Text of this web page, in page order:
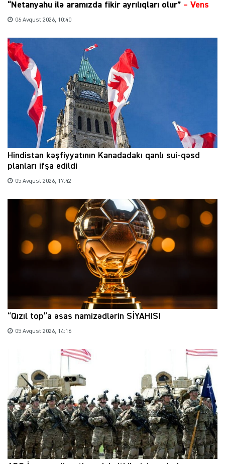
“Netanyahu ilə aramızda fikir ayrılıqları olur” – Vens
06 Avqust 2026, 10:40
Hindistan kəşfiyyatının Kanadadakı qanlı sui-qəsd
planları ifşa edildi
05 Avqust 2026, 17:42
“Qızıl top”a əsas namizədlərin SİYAHISI
05 Avqust 2026, 14:16